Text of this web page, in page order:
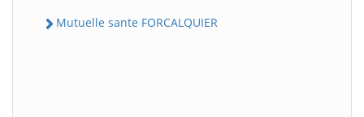
Mutuelle sante FORCALQUIER